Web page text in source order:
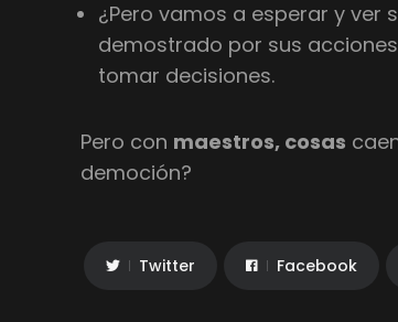
¿Pero vamos a esperar y ver
demostrado por sus
tomar decisiones.
Pero con maestros, cosas
democión?
Twitter Facebook